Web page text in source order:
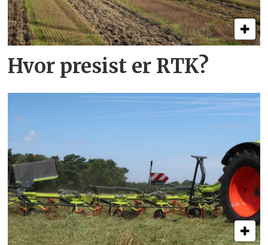
Hvor presist er RTK?